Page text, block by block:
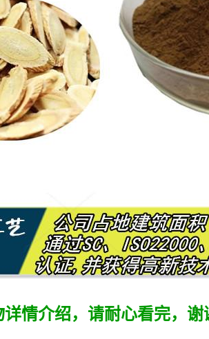
情介绍，请耐心看完，谢